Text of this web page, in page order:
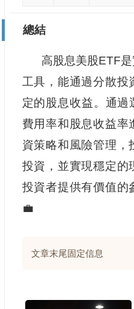
總結
高股息美股ETF
工具，能通過分散投
定的股息收益。通過
費用率和股息收益率
資策略和風險管理，
投資，並實現穩定的
投資者提供有價值的
💼
文章末尾固定信息